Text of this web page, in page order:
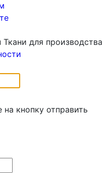
для производства
кнопку отправить